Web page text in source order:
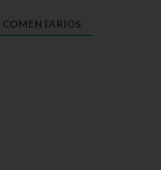
COMENTARIOS